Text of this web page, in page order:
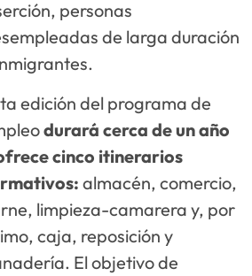
personas
de larga duración
edición del programa de
durará cerca de un año
cinco itinerarios
almacén, comercio,
limpieza-camarera y, por
caja, reposición y
El objetivo de